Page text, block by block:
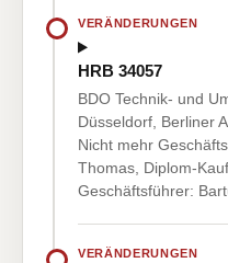
VERÄNDERUNGEN
HRB 34057
BDO Technik- und
Düsseldorf, Berliner
Nicht mehr
Thomas, Diplom-
Geschäftsführer:
VERÄNDERUNGEN